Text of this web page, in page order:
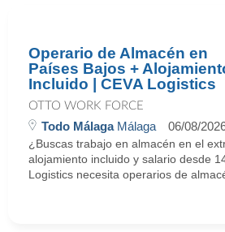
Operario de Almacén en
Países Bajos +
Incluido | CEVA Logistics
OTTO WORK FORCE
Todo MálagaMálaga 06/08/
¿Buscas trabajo en almacén en el
alojamiento incluido y salario desde
Logistics necesita operarios de